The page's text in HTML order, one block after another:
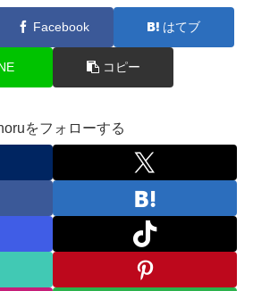
Facebook はてブ
コピー
をフォローする